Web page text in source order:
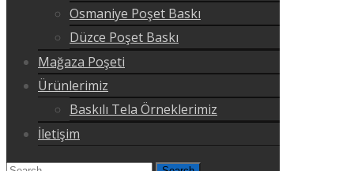
Osmaniye Poşet Baskı
Düzce Poşet Baskı
Mağaza Poşeti
Ürünlerimiz
Baskılı Tela Örneklerimiz
İletişim